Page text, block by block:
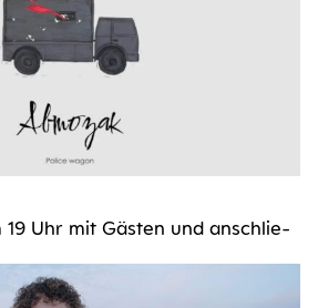
19 Uhr mit Gäs­ten und anschlie­